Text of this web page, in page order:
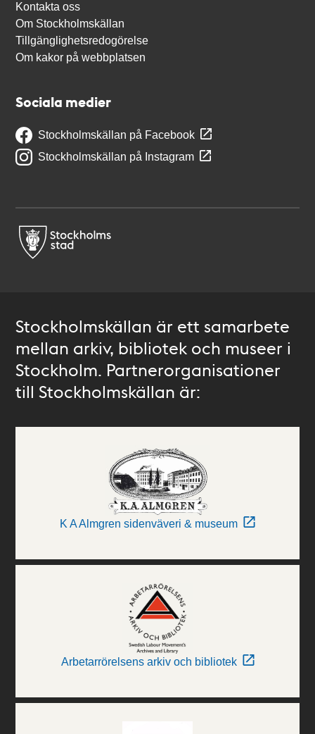
Kontakta oss
Om Stockholmskällan
Tillgänglighetsredogörelse
Om kakor på webbplatsen
Sociala medier
Stockholmskällan på Facebook
Stockholmskällan på Instagram
Stockholmskällan är ett samarbete
mellan arkiv, bibliotek och museer i
Stockholm. Partnerorganisationer
till Stockholmskällan är:
K A Almgren sidenväveri & museum
Arbetarrörelsens arkiv och bibliotek